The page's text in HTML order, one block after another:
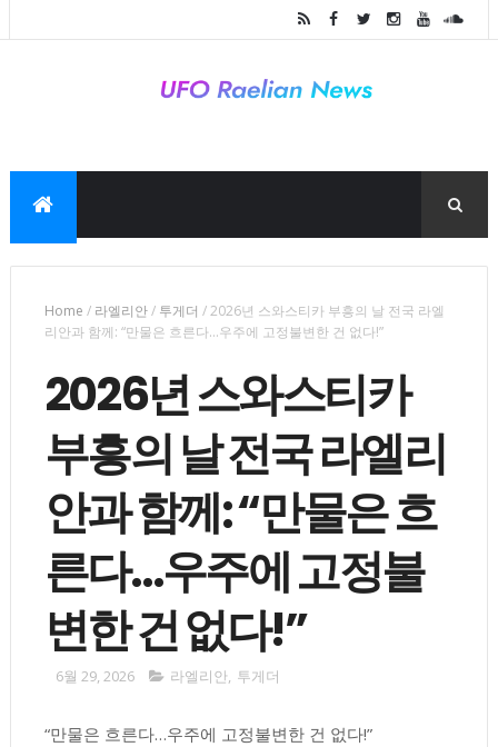
Home / 라엘리안/ 투게더 /2026년 스와스티카 부흥의 날 전국 라엘
리안과 함께: “만물은 흐른다…우주에 고정불변한 건 없다!”
2026년 스와스티카
부흥의 날 전국 라엘리
안과 함께: “만물은 흐
른다…우주에 고정불
변한 건 없다!”
6월 29, 2026 라엘리안, 투게더
“만물은 흐른다…우주에 고정불변한 건 없다!”